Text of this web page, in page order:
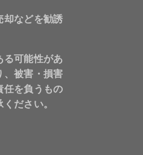
却などを勧誘
る可能性があ
、被害・損害
任を負うもの
ださい。